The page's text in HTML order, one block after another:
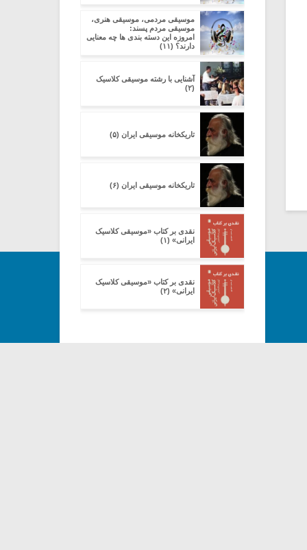
موسیقی مردمی، موسیقی هنری،
موسیقی مردم پسند:
امروزه این دسته بندی ها چه معنایی
دارند؟ (۱۱)
آشنایی با رشته موسیقی کلاسیک
(۲)
تاریکخانه موسیقی ایران (۵)
تاریکخانه موسیقی ایران (۶)
نقدی بر کتاب «موسیقی کلاسیک
ایرانی» (۱)
نقدی بر کتاب «موسیقی کلاسیک
ایرانی» (۲)